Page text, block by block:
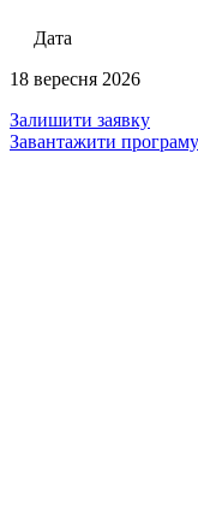
Дата
18 вересня 2026
Залишити заявку
Завантажити програму